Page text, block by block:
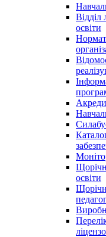
Відділ
освіти
освіти